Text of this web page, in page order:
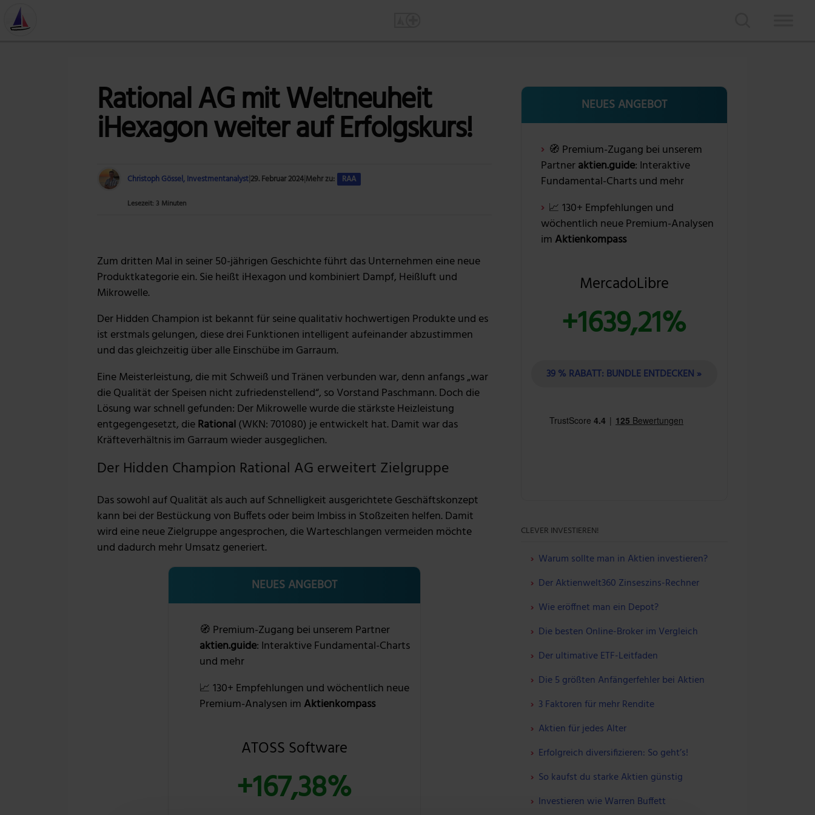
Rational AG mit Weltneuheit
iHexagon weiter auf Erfolgskurs!
Christoph Gössel, Investmentanalyst29. Februar 2024Mehr zu: RAA
Lesezeit: 3 Minuten
Zum dritten Mal in seiner 50-jährigen Geschichte führt das Unternehmen eine neue
Produktkategorie ein. Sie heißt iHexagon und kombiniert Dampf, Heißluft und
Mikrowelle.
Der Hidden Champion ist bekannt für seine qualitativ hochwertigen Produkte und es
ist erstmals gelungen, diese drei Funktionen intelligent aufeinander abzustimmen
und das gleichzeitig über alle Einschübe im Garraum.
Eine Meisterleistung, die mit Schweiß und Tränen verbunden war, denn anfangs „war
die Qualität der Speisen nicht zufriedenstellend“, so Vorstand Paschmann. Doch die
Lösung war schnell gefunden: Der Mikrowelle wurde die stärkste Heizleistung
entgegengesetzt, dieRational(WKN: 701080) je entwickelt hat. Damit war das
Kräfteverhältnis im Garraum wieder ausgeglichen.
Der Hidden Champion Rational AG erweitert Zielgruppe
Das sowohl auf Qualität als auch auf Schnelligkeit ausgerichtete Geschäftskonzept
kann bei der Bestückung von Buffets oder beim Imbiss in Stoßzeiten helfen. Damit
wird eine neue Zielgruppe angesprochen, die Warteschlangen vermeiden möchte
und dadurch mehr Umsatz generiert.
NEUES ANGEBOT
🧭 Premium-Zugang bei unserem Partner
aktien.guide: Interaktive Fundamental-Charts
und mehr
📈 130+ Empfehlungen und wöchentlich neue
Premium-Analysen im Aktienkompass
ATOSS Software
+167,38%
NEUES ANGEBOT
🧭 Premium-Zugang bei unserem
Partneraktien.guide: Interaktive
Fundamental-Charts und mehr
📈 130+ Empfehlungen und
wöchentlich neue Premium-Analysen
im Aktienkompass
MercadoLibre
+1639,21%
39 % RABATT: BUNDLE ENTDECKEN »
CLEVER INVESTIEREN!
Warum sollte man in Aktien investieren?
Der Aktienwelt360 Zinseszins-Rechner
Wie eröffnet man ein Depot?
Die besten Online-Broker im Vergleich
Der ultimative ETF-Leitfaden
Die 5 größten Anfängerfehler bei Aktien
3 Faktoren für mehr Rendite
Aktien für jedes Alter
Erfolgreich diversifizieren: So geht’s!
So kaufst du starke Aktien günstig
Investieren wie Warren Buffett